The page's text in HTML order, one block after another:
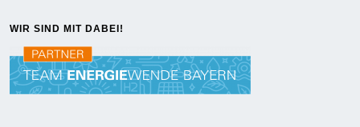
WIR SIND MIT DABEI!